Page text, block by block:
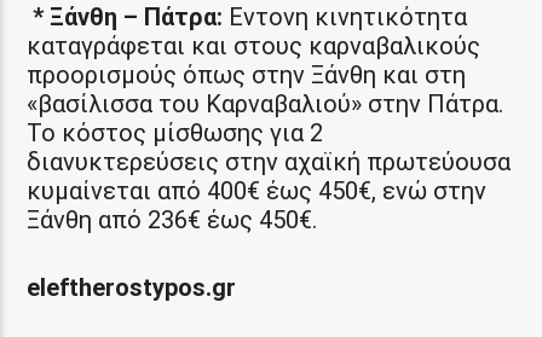
* Ξάνθη – Πάτρα: Εντονη κινητικότητα
καταγράφεται και στους καρναβαλικούς
προορισμούς όπως στην Ξάνθη και στη
«βασίλισσα του Καρναβαλιού» στην Πάτρα.
Το κόστος μίσθωσης για 2
διανυκτερεύσεις στην αχαϊκή πρωτεύουσα
κυμαίνεται από 400€ έως 450€, ενώ στην
Ξάνθη από 236€ έως 450€.
eleftherostypos.gr